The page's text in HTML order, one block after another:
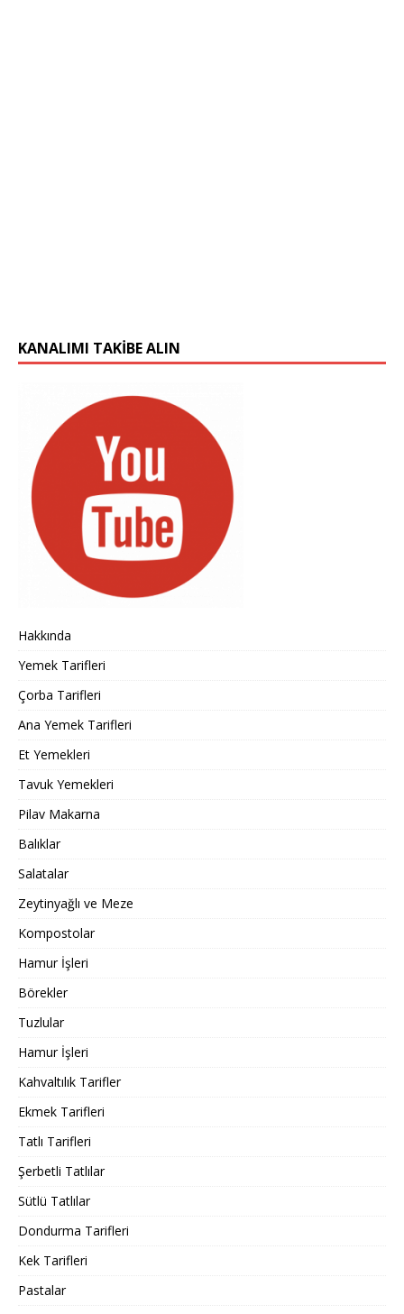
KANALIMI TAKIBE ALIN
Hakkında
Yemek Tarifleri
Çorba Tarifleri
Ana Yemek Tarifleri
Et Yemekleri
Tavuk Yemekleri
Pilav Makarna
Balıklar
Salatalar
Zeytinyağlı ve Meze
Kompostolar
Hamur İşleri
Börekler
Tuzlular
Hamur İşleri
Kahvaltılık Tarifler
Ekmek Tarifleri
Tatlı Tarifleri
Şerbetli Tatlılar
Sütlü Tatlılar
Dondurma Tarifleri
Kek Tarifleri
Pastalar